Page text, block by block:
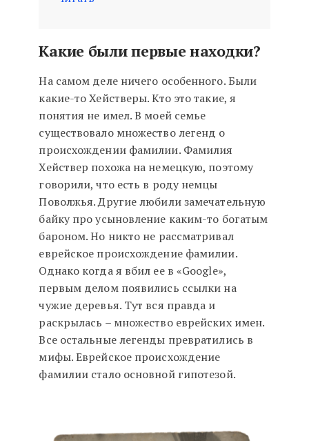
Какие были первые находки?
На самом деле ничего особенного. Были
какие-то Хействеры. Кто это такие, я
понятия не имел. В моей семье
существовало множество легенд о
происхождении фамилии. Фамилия
Хействер похожа на немецкую, поэтому
говорили, что есть в роду немцы
Поволжья. Другие любили замечательную
байку про усыновление каким-то богатым
бароном. Но никто не рассматривал
еврейское происхождение фамилии.
Однако когда я вбил ее в «Google»,
первым делом появились ссылки на
чужие деревья. Тут вся правда и
раскрылась – множество еврейских имен.
Все остальные легенды превратились в
мифы. Еврейское происхождение
фамилии стало основной гипотезой.